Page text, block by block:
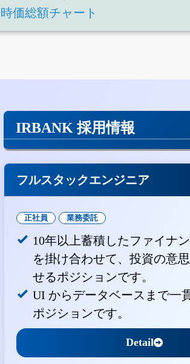
四半期報告書-第39期第1四半期(平成26年4月
時価総額チャート
IRBANK 採用情報
フルスタックエンジニア
正社員 業務委託
10年以上蓄積したファイナ
を掛け合わせて、投資の意
せるポジションです。
UI からデータベースまで一
ポジションです。
Detail